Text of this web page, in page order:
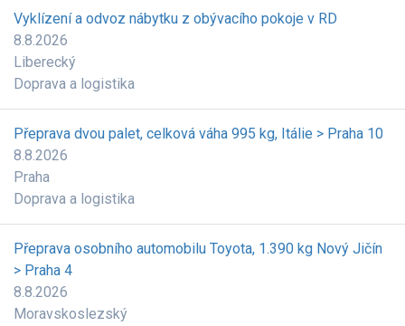
Vyklízení a odvoz nábytku z obývacího pokoje v RD
8.8.2026
Liberecký
Doprava a logistika
Přeprava dvou palet, celková váha 995 kg, Itálie > Praha 10
8.8.2026
Praha
Doprava a logistika
Přeprava osobního automobilu Toyota, 1.390 kg Nový Jičín
> Praha 4
8.8.2026
Moravskoslezský